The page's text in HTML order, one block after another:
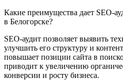
Какие преимущества дает SEO-
в Белогорске?
SEO-аудит позволяет выявить
улучшить его структуру и
повышает позиции сайта в
приводит к увеличению
конверсии и росту бизнеса.